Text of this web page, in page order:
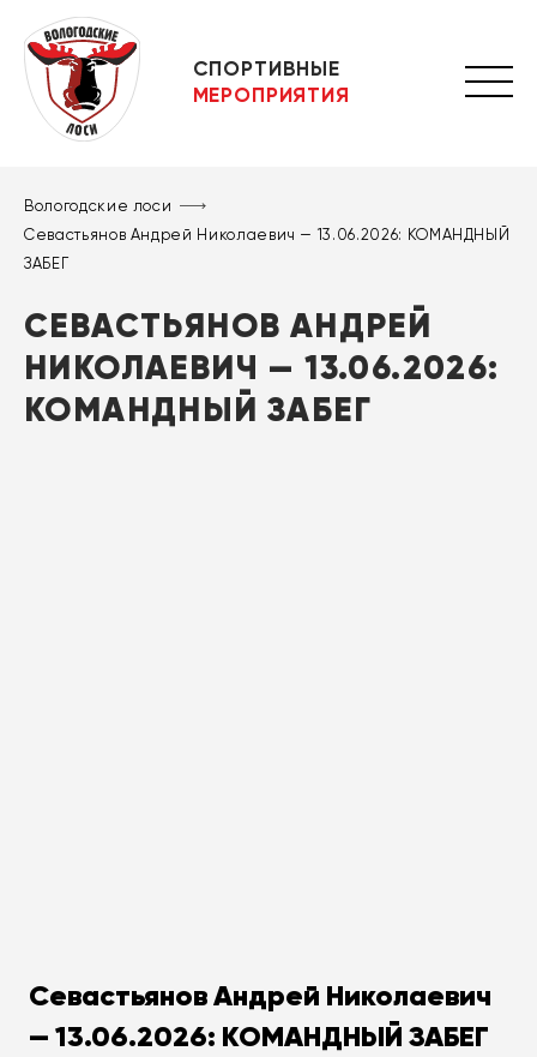
СПОРТИВНЫЕ
МЕРОПРИЯТИЯ
Вологодские лоси
Севастьянов Андрей Николаевич — 13.06.2026: КОМАНДНЫЙ
ЗАБЕГ
СЕВАСТЬЯНОВ АНДРЕЙ
НИКОЛАЕВИЧ — 13.06.2026:
КОМАНДНЫЙ ЗАБЕГ
Севастьянов Андрей Николаевич
— 13.06.2026: КОМАНДНЫЙ ЗАБЕГ